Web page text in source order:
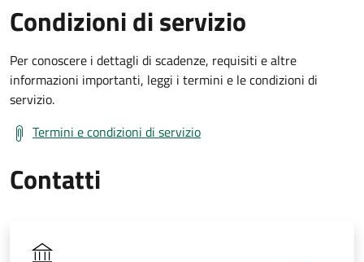
Condizioni di servizio
Per conoscere i dettagli di scadenze, requisiti e altre
informazioni importanti, leggi i termini e le condizioni di
servizio.
Termini e condizioni di servizio
Contatti